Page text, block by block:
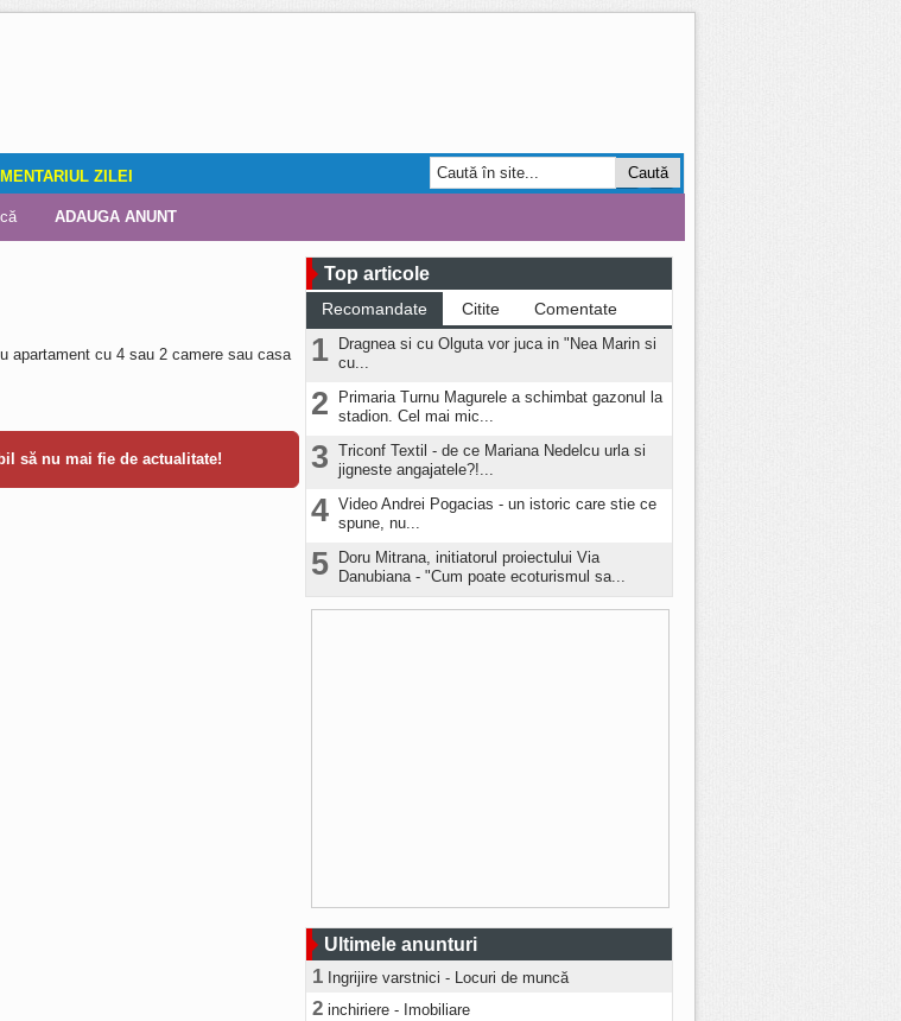
Fotografia ta Vremea
ADAUGA ANUNT
ZILEI
apartament cu 4 sau 2 camere sau casa
să nu mai fie de actualitate!
Top articole
Recomandate Citite Comentate
1
Dragnea si cu Olguta vor juca in "Nea Marin si
cu...
2
Primaria Turnu Magurele a schimbat gazonul la
stadion. Cel mai mic...
3 Triconf Textil - de ce Mariana Nedelcu urla si
jigneste angajatele?!...
4 Video Andrei Pogacias - un istoric care stie ce
spune, nu...
5
Doru Mitrana, initiatorul proiectului Via
Danubiana - "Cum poate ecoturismul sa...
Ultimele anunturi
1 Ingrijire varstnici - Locuri de muncă
2 inchiriere - Imobiliare